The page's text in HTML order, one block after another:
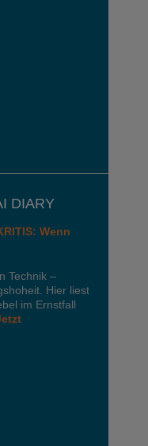
DIARY
Wenn
Technik –
Hier liest
im Ernstfall